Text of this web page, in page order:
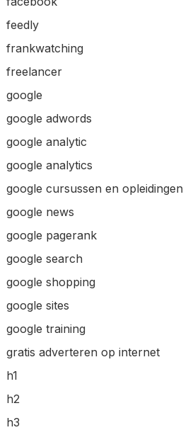
feedly
frankwatching
freelancer
google
google adwords
google analytic
google analytics
google cursussen en opleidingen
google news
google pagerank
google search
google shopping
google sites
google training
gratis adverteren op internet
h1
h2
h3